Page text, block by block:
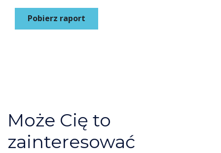
Pobierz raport
Może Cię to
zainteresować